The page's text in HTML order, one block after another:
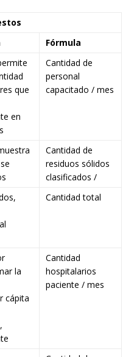
Fórmula
que
en
Cantidad de
personal
capacitado / mes
Cantidad de
residuos sólidos
clasificados /
Cantidad total
la
cápita
Cantidad
hospitalarios
paciente / mes